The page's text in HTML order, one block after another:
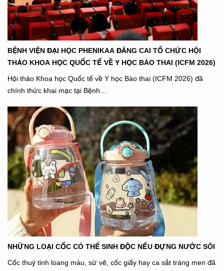
BỆNH VIỆN ĐẠI HỌC PHENIKAA ĐĂNG CAI TỔ CHỨC HỘI
THẢO KHOA HỌC QUỐC TẾ VỀ Y HỌC BÀO THAI (ICFM 2026)
Hội thảo Khoa học Quốc tế về Y học Bào thai (ICFM 2026) đã
chính thức khai mạc tại Bệnh…
NHỮNG LOẠI CỐC CÓ THỂ SINH ĐỘC NẾU ĐỰNG NƯỚC SÔI
Cốc thuỷ tinh loang màu, sứ vẽ, cốc giấy hay ca sắt tráng men đã